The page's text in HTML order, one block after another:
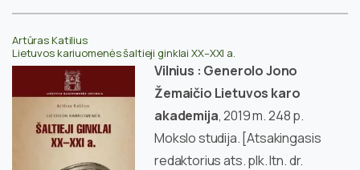
Artūras Katilius
Lietuvos kariuomenės šaltieji ginklai XX–XXI a.
Vilnius : Generolo Jono
Žemaičio Lietuvos karo
akademija, 2019 m. 248 p.
Mokslo studija. [Atsakingasis
redaktorius ats. plk. ltn. dr.